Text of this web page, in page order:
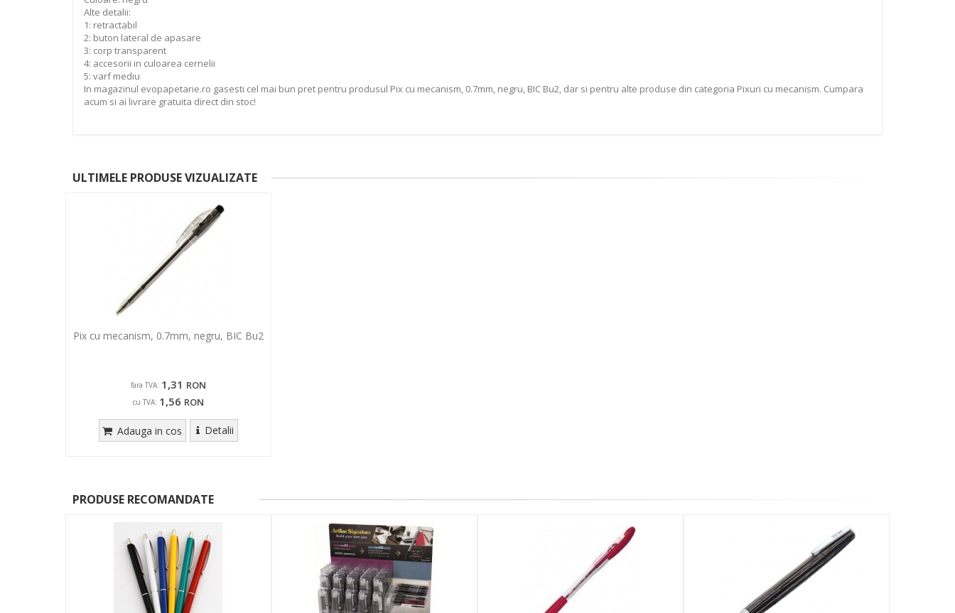
Alte detalii:
1: retractabil
2: buton lateral de apasare
3: corp transparent
4: accesorii in culoarea cernelii
5: varf mediu
In magazinul evopapetarie.ro gasesti cel mai bun pret pentru produsul Pix cu mecanism, 0.7mm, negru, BIC Bu2, dar si pentru alte produse din categoria Pixuri cu mecanism. Cumpara
acum si ai livrare gratuita direct din stoc!
ULTIMELE PRODUSE VIZUALIZATE
Pix cu mecanism, 0.7mm, negru, BIC Bu2
fara TVA: 1,31 RON
cu TVA: 1,56 RON
Adauga in cos Detalii
PRODUSE RECOMANDATE